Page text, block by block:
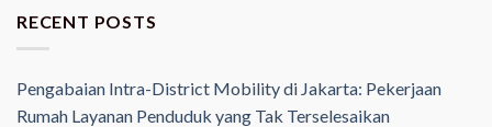
RECENT POSTS
Pengabaian Intra-District Mobility di Jakarta: Pekerjaan
Rumah Layanan Penduduk yang Tak Terselesaikan